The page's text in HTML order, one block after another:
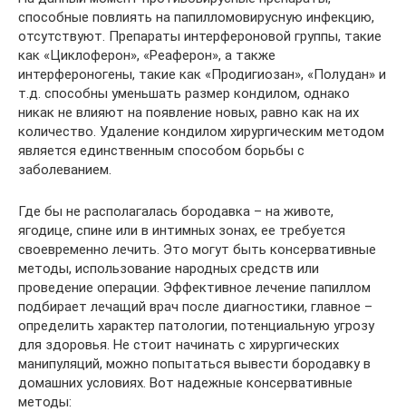
способные повлиять на папилломовирусную инфекцию,
отсутствуют. Препараты интерфероновой группы, такие
как «Циклоферон», «Реаферон», а также
интерфероногены, такие как «Продигиозан», «Полудан» и
т.д. способны уменьшать размер кондилом, однако
никак не влияют на появление новых, равно как на их
количество. Удаление кондилом хирургическим методом
является единственным способом борьбы с
заболеванием.
Где бы не располагалась бородавка – на животе,
ягодице, спине или в интимных зонах, ее требуется
своевременно лечить. Это могут быть консервативные
методы, использование народных средств или
проведение операции. Эффективное лечение папиллом
подбирает лечащий врач после диагностики, главное –
определить характер патологии, потенциальную угрозу
для здоровья. Не стоит начинать с хирургических
манипуляций, можно попытаться вывести бородавку в
домашних условиях. Вот надежные консервативные
методы: